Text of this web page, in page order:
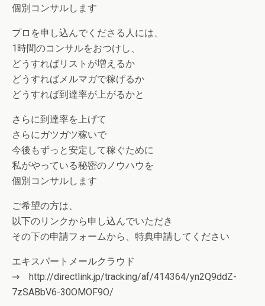
個別コンサルします
プロを申し込んでくださる人には、
1時間のコンサルをおつけし、
どうすればリストが増えるか
どうすればメルマガで稼げるか
どうすれば到達率が上がるかと
さらに到達率を上げて
さらにガツガツ稼いで
今後もずっと安定して稼ぐために
私がやっている秘密のノウハウを
個別コンサルします
ご希望の方は、
以下のリンクから申し込んでいただき
その下の申請フォームから、特典申請してください
エキスパートメールクラウド
⇒ http://directlink.jp/tracking/af/414364/yn2Q9ddZ-
7zSABbV6-30OMOF9O/